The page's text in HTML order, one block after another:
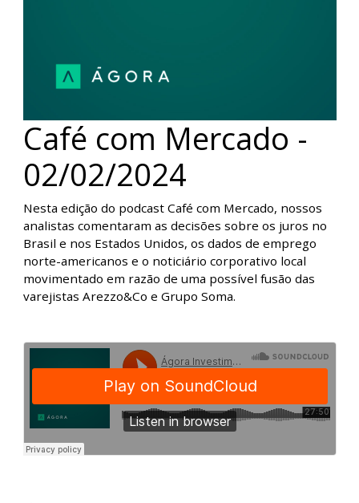
Café com Mercado -
02/02/2024
Nesta edição do podcast Café com Mercado, nossos
analistas comentaram as decisões sobre os juros no
Brasil e nos Estados Unidos, os dados de emprego
norte-americanos e o noticiário corporativo local
movimentado em razão de uma possível fusão das